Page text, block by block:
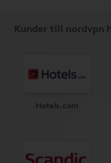
Kunder till nordvpn
Hotels.com